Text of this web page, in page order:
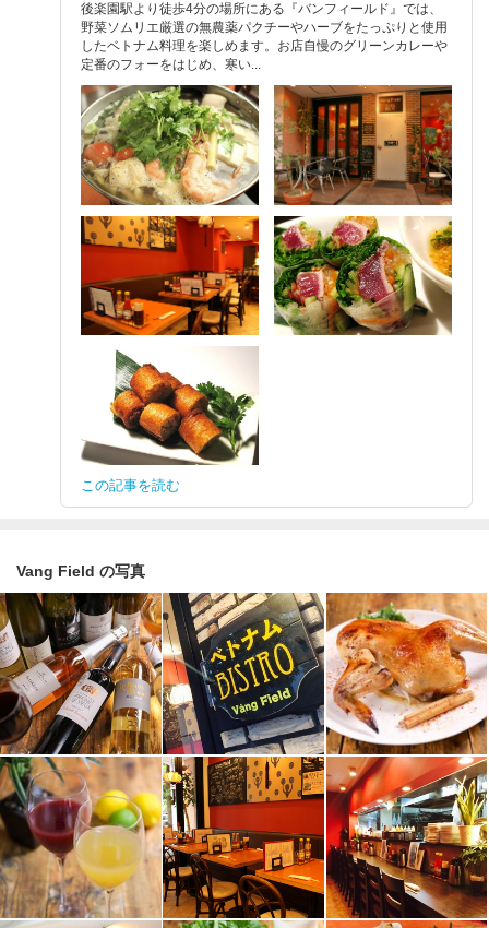
後楽園駅より徒歩4分の場所にある『バンフィールド』では、
野菜ソムリエ厳選の無農薬パクチーやハーブをたっぷりと使用
したベトナム料理を楽しめます。お店自慢のグリーンカレーや
定番のフォーをはじめ、寒い...
この記事を読む
Vang Field の写真